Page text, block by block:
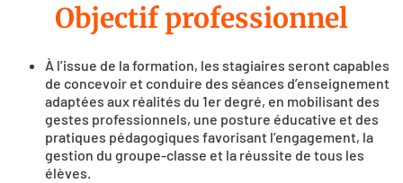
Objectif professionnel
À l’issue de la formation, les stagiaires seront capables
de concevoir et conduire des séances d’enseignement
adaptées aux réalités du 1er degré, en mobilisant des
gestes professionnels, une posture éducative et des
pratiques pédagogiques favorisant l’engagement, la
gestion du groupe-classe et la réussite de tous les
élèves.